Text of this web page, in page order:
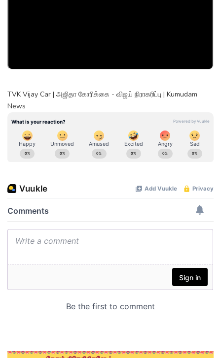
TVK Vijay Car | அஜிதா கோரிக்கை - விஜய் நிராகரிப்பு | Kumudam
News